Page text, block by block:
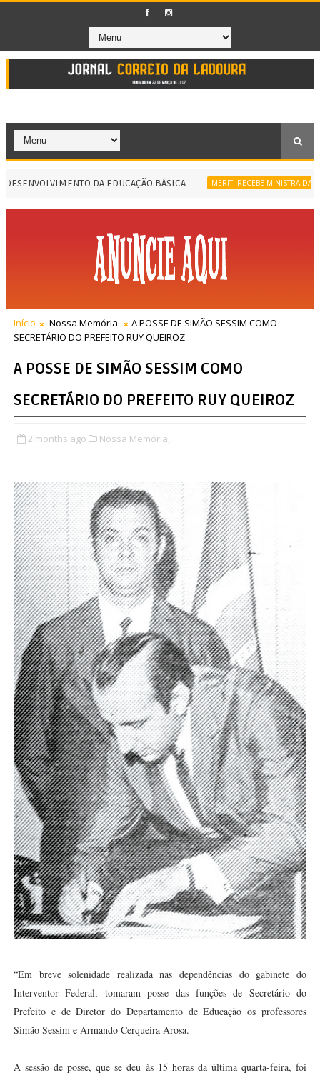
DA EDUCAÇÃO BÁSICA MERITI RECEBE MINISTRA DA
Início Nossa Memória
A POSSE DE SIMÃO SESSIM COMO
SECRETÁRIO DO PREFEITO RUY QUEIROZ
A POSSE DE SIMÃO SESSIM COMO
SECRETÁRIO DO PREFEITO RUY QUEIROZ
2 months ago Nossa Memória,
“Em breve solenidade realizada nas dependências do gabinete do
Interventor Federal, tomaram posse das funções de Secretário do
Prefeito e de Diretor do Departamento de Educação os professores
Simão Sessim e Armando Cerqueira Arosa.
A sessão de posse, que se deu às 15 horas da última quarta-feira, foi